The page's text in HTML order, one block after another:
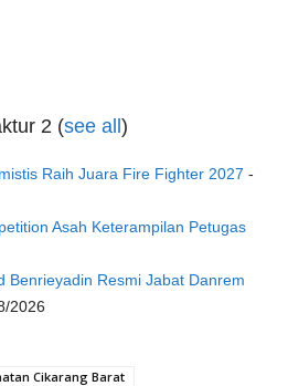
2 (see all )
Raih Juara Fire Fighter 2027 -
Asah Keterampilan Petugas
Benrieyadin Resmi Jabat Danrem
2026
Cikarang Barat